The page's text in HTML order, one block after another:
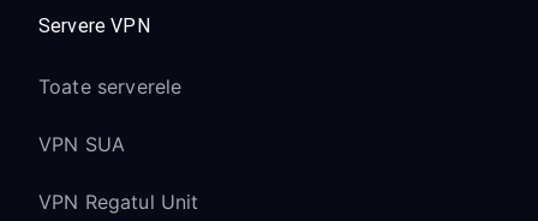
funcționează cu VPN
Compatibilitatea
versiunilor Android
Servere VPN
Toate serverele
VPN SUA
VPN Regatul Unit